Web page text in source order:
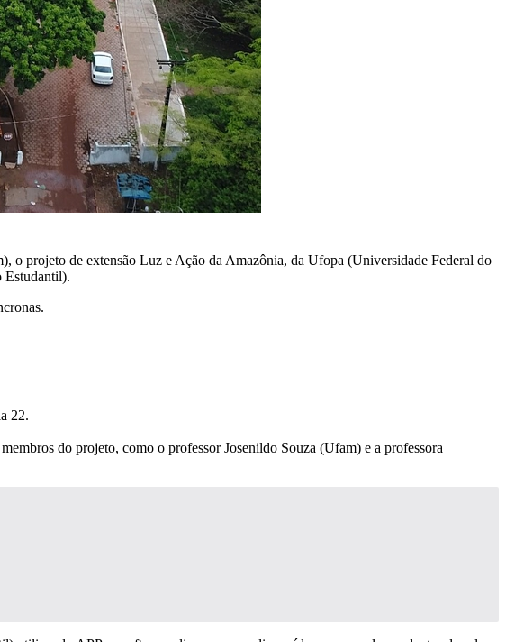
o projeto de extensão Luz e Ação da Amazônia, da Ufopa (Universidade Federal do
Estudantil).
22.
do projeto, como o professor Josenildo Souza (Ufam) e a professora